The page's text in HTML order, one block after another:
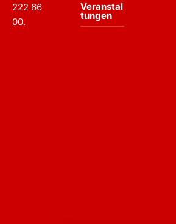
222 66
00.
Veranstal
tungen